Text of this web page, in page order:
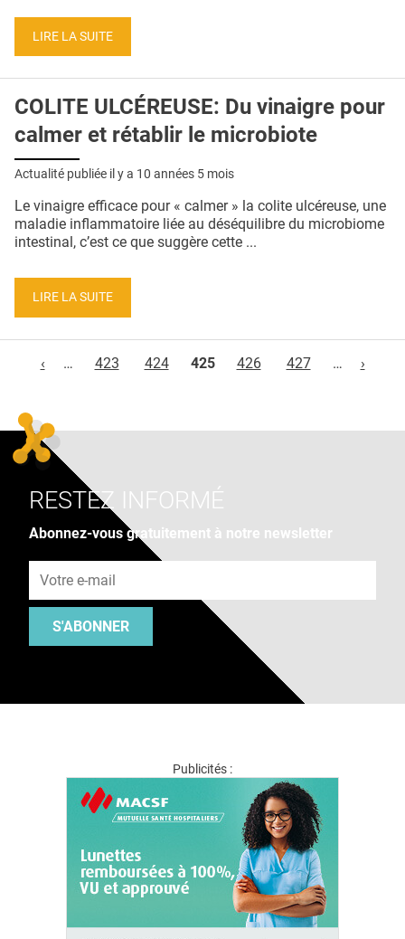
LIRE LA SUITE
COLITE ULCÉREUSE: Du vinaigre pour
calmer et rétablir le microbiote
Actualité publiée il y a 10 années 5 mois
Le vinaigre efficace pour « calmer » la colite ulcéreuse, une
maladie inflammatoire liée au déséquilibre du microbiome
intestinal, c’est ce que suggère cette ...
LIRE LA SUITE
‹
… 423 424 425 426 427 … ›
RESTEZ INFORMÉ
Abonnez-vous gratuitement à notre newsletter
S'ABONNER
Publicités :